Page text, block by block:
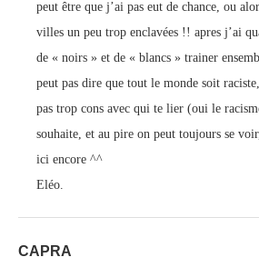
peut être que j’ai pas eut de chance, ou
villes un peu trop enclavées !! apres j’ai
de « noirs » et de « blancs » trainer
peut pas dire que tout le monde soit
pas trop cons avec qui te lier (oui le
souhaite, et au pire on peut toujours se
ici encore ^^
Eléo.
CAPRA